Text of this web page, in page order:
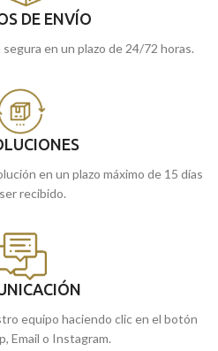
DE ENVÍO
en un plazo de 24/72 horas.
en un plazo máximo de 15 días
recibido.
equipo haciendo clic en el botón
Email o Instagram.